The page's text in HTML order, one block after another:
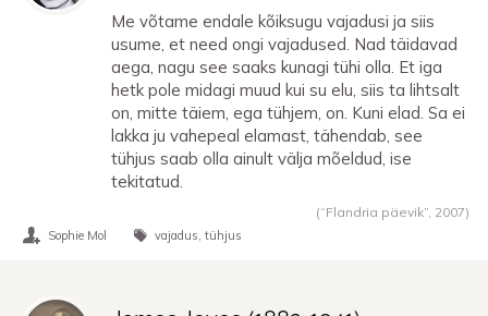
Me võtame endale kõiksugu vajadusi ja siis
usume, et need ongi vajadused. Nad täidavad
aega, nagu see saaks kunagi tühi olla. Et iga
hetk pole midagi muud kui su elu, siis ta lihtsalt
on, mitte täiem, ega tühjem, on. Kuni elad. Sa ei
lakka ju vahepeal elamast, tähendab, see
tühjus saab olla ainult välja mõeldud, ise
tekitatud.
(“Flandria päevik”, 2007)
Sophie Mol vajadus tühjus